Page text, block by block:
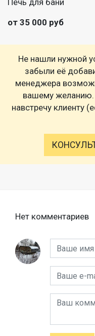
Печь для бани
от 35 000 руб
Не нашли нужной
забыли её
менеджера
вашему желанию.
навстречу клиенту
Нет комментариев